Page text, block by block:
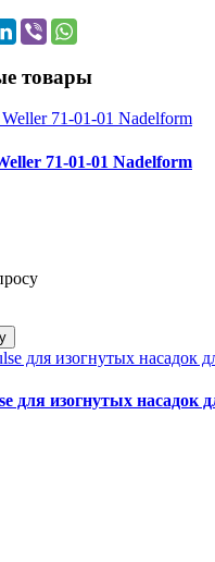
товары
71-01-01 Nadelform
для изогнутых насадок